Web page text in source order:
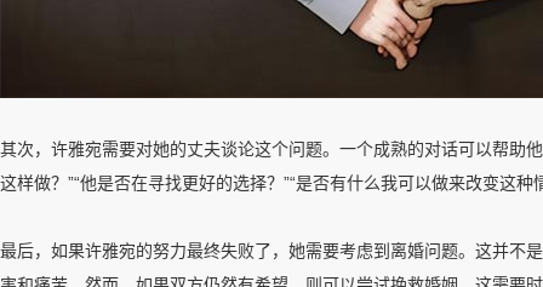
其次，许雅宛需要对她的丈夫谈论这个问题。一个成熟的对话可以帮助
这样做？”“他是否在寻找更好的选择？”“是否有什么我可以做来改变这
最后，如果许雅宛的努力最终失败了，她需要考虑到离婚问题。这并不